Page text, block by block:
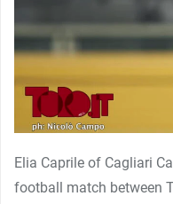
Elia Caprile of Cagliari
football match between